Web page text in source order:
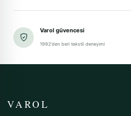
Varol güvencesi
1992'den beri tekstil deneyimi
VAROL